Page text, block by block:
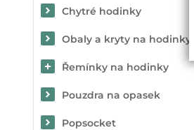
Chytré hodinky
Obaly a kryty na hodinky
Řemínky na hodinky
Pouzdra na opasek
Popsocket